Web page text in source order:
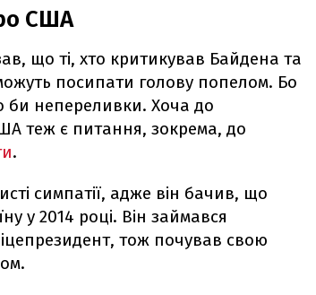
США
що ті, хто критикував Байдена та
посипати голову попелом. Бо
би непереливки. Хоча до
теж є питання, зокрема, до
.
симпатії, адже він бачив, що
у 2014 році. Він займався
тож почував свою